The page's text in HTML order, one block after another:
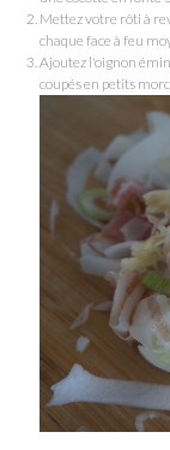
Mettez votre rôti à
chaque face à feu
Ajoutez l'oignon
coupés en petits